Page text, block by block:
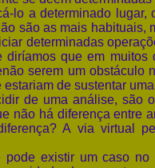
lo a determinado
são as mais habituais,
determinadas
diríamos que em
serem um obstáculo
de sustentar
de uma análise, são
não há diferença entre
A via virtual
existir um caso no